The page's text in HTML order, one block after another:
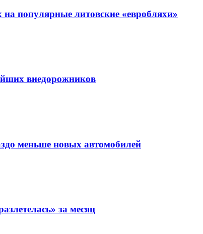
на популярные литовские «евробляхи»
внедорожников
меньше новых автомобилей
за месяц